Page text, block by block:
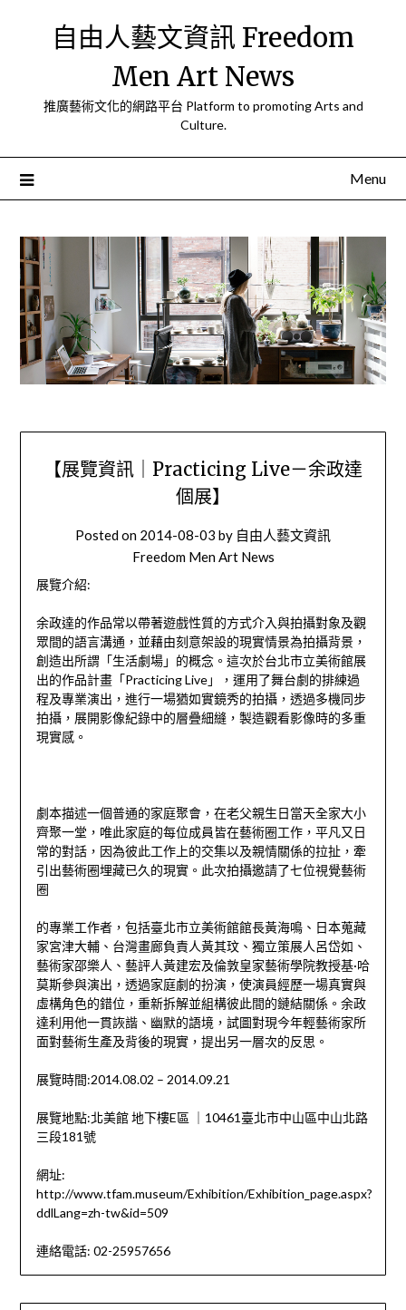
自由人藝文資訊 Freedom
Men Art News
推廣藝術文化的網路平台 Platform to promoting Arts and
Culture.
Menu
【展覽資訊｜Practicing Live－余政達
個展】
Posted on 2014-08-03 by 自由人藝文資訊
Freedom Men Art News
展覽介紹:
余政達的作品常以帶著遊戲性質的方式介入與拍攝對象及觀
眾間的語言溝通，並藉由刻意架設的現實情景為拍攝背景，
創造出所謂「生活劇場」的概念。這次於台北市立美術館展
出的作品計畫「Practicing Live」，運用了舞台劇的排練過
程及專業演出，進行一場猶如實鏡秀的拍攝，透過多機同步
拍攝，展開影像紀錄中的層疊細縫，製造觀看影像時的多重
現實感。
劇本描述一個普通的家庭聚會，在老父親生日當天全家大小
齊聚一堂，唯此家庭的每位成員皆在藝術圈工作，平凡又日
常的對話，因為彼此工作上的交集以及親情關係的拉扯，牽
引出藝術圈埋藏已久的現實。此次拍攝邀請了七位視覺藝術
圈
的專業工作者，包括臺北市立美術館館長黃海鳴、日本蒐藏
家宮津大輔、台灣畫廊負責人黃其玟、獨立策展人呂岱如、
藝術家邵樂人、藝評人黃建宏及倫敦皇家藝術學院教授基·哈
莫斯參與演出，透過家庭劇的扮演，使演員經歷一場真實與
虛構角色的錯位，重新拆解並組構彼此間的鏈結關係。余政
達利用他一貫詼諧、幽默的語境，試圖對現今年輕藝術家所
面對藝術生產及背後的現實，提出另一層次的反思。
展覽時間:2014.08.02 – 2014.09.21
展覽地點:北美館 地下樓E區 ｜10461臺北市中山區中山北路
三段181號
網址:
http://www.tfam.museum/Exhibition/Exhibition_page.aspx?
ddlLang=zh-tw&id=509
連絡電話: 02-25957656